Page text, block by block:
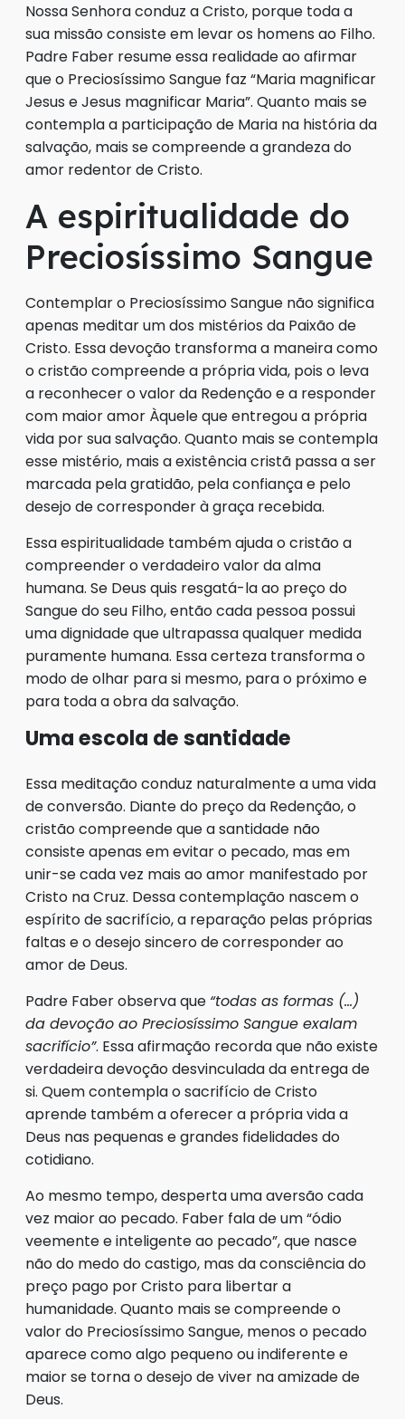
Nossa Senhora conduz a Cristo, porque toda a
sua missão consiste em levar os homens ao Filho.
Padre Faber resume essa realidade ao afirmar
que o Preciosíssimo Sangue faz “Maria magnificar
Jesus e Jesus magnificar Maria”. Quanto mais se
contempla a participação de Maria na história da
salvação, mais se compreende a grandeza do
amor redentor de Cristo.
A espiritualidade do
Preciosíssimo Sangue
Contemplar o Preciosíssimo Sangue não significa
apenas meditar um dos mistérios da Paixão de
Cristo. Essa devoção transforma a maneira como
o cristão compreende a própria vida, pois o leva
a reconhecer o valor da Redenção e a responder
com maior amor Àquele que entregou a própria
vida por sua salvação. Quanto mais se contempla
esse mistério, mais a existência cristã passa a ser
marcada pela gratidão, pela confiança e pelo
desejo de corresponder à graça recebida.
Essa espiritualidade também ajuda o cristão a
compreender o verdadeiro valor da alma
humana. Se Deus quis resgatá-la ao preço do
Sangue do seu Filho, então cada pessoa possui
uma dignidade que ultrapassa qualquer medida
puramente humana. Essa certeza transforma o
modo de olhar para si mesmo, para o próximo e
para toda a obra da salvação.
Uma escola de santidade
Essa meditação conduz naturalmente a uma vida
de conversão. Diante do preço da Redenção, o
cristão compreende que a santidade não
consiste apenas em evitar o pecado, mas em
unir-se cada vez mais ao amor manifestado por
Cristo na Cruz. Dessa contemplação nascem o
espírito de sacrifício, a reparação pelas próprias
faltas e o desejo sincero de corresponder ao
amor de Deus.
Padre Faber observa que “todas as formas (…)
da devoção ao Preciosíssimo Sangue exalam
sacrifício”. Essa afirmação recorda que não existe
verdadeira devoção desvinculada da entrega de
si. Quem contempla o sacrifício de Cristo
aprende também a oferecer a própria vida a
Deus nas pequenas e grandes fidelidades do
cotidiano.
Ao mesmo tempo, desperta uma aversão cada
vez maior ao pecado. Faber fala de um “ódio
veemente e inteligente ao pecado”, que nasce
não do medo do castigo, mas da consciência do
preço pago por Cristo para libertar a
humanidade. Quanto mais se compreende o
valor do Preciosíssimo Sangue, menos o pecado
aparece como algo pequeno ou indiferente e
maior se torna o desejo de viver na amizade de
Deus.